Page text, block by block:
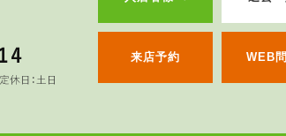
来店予約 WEB